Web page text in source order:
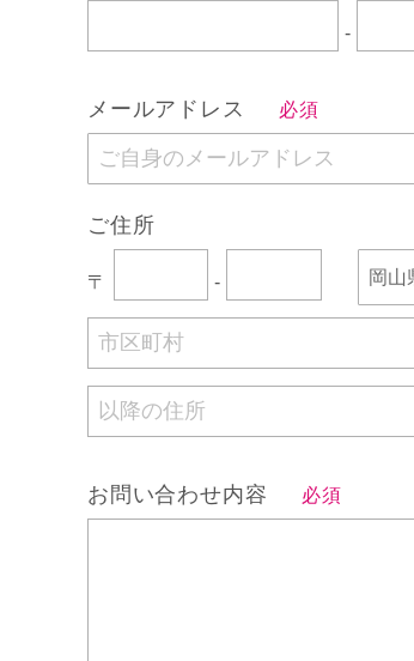
-
メールアドレス 必須
ご住所
〒 -
お問い合わせ内容 必須